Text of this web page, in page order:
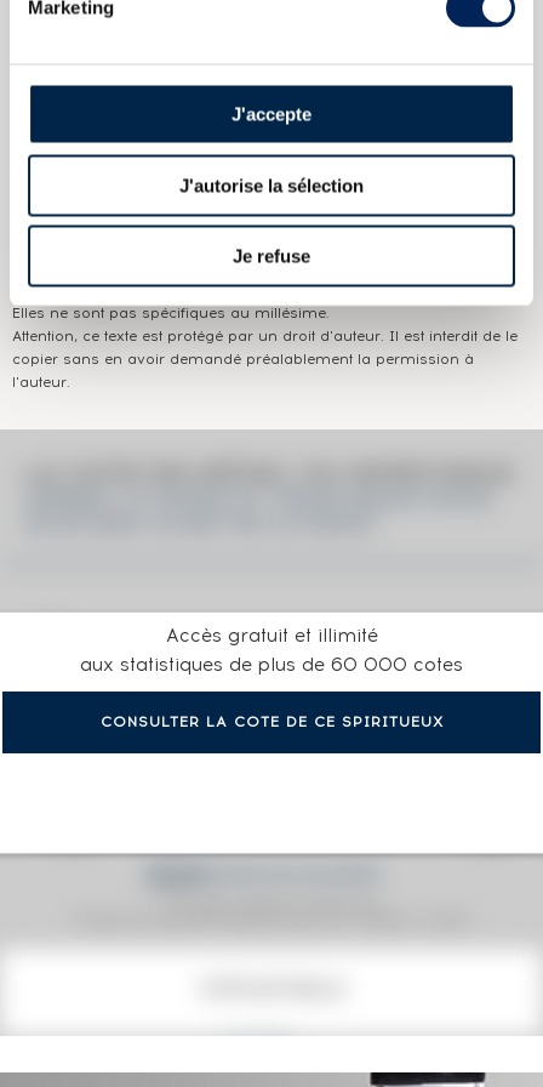
Marketing
J'accepte
J'autorise la sélection
Je refuse
Domaine : Ardbeg
Les informations publiées ci-dessus présentent les caractéristiques
actuelles du spiritueux concerné.
Elles ne sont pas spécifiques au millésime.
Attention, ce texte est protégé par un droit d'auteur. Il est interdit de le
copier sans en avoir demandé préalablement la permission à
l'auteur.
Accès gratuit et illimité
aux statistiques de plus de 60 000 cotes
CONSULTER LA COTE DE CE SPIRITUEUX
175€